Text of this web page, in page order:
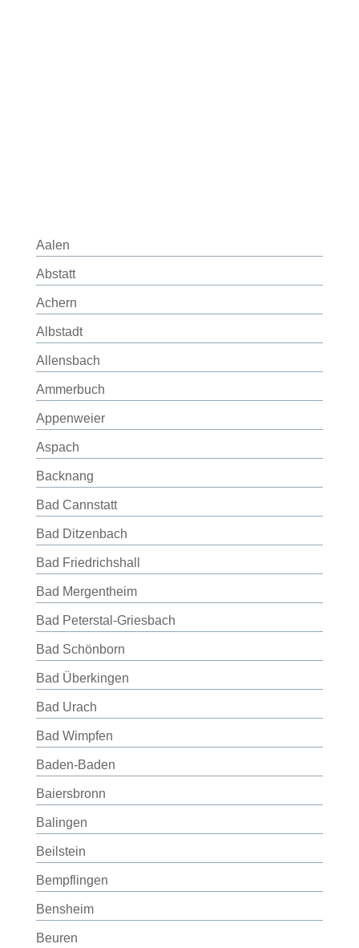
Aalen
Abstatt
Achern
Albstadt
Allensbach
Ammerbuch
Appenweier
Aspach
Backnang
Bad Cannstatt
Bad Ditzenbach
Bad Friedrichshall
Bad Mergentheim
Bad Peterstal-Griesbach
Bad Schönborn
Bad Überkingen
Bad Urach
Bad Wimpfen
Baden-Baden
Baiersbronn
Balingen
Beilstein
Bempflingen
Bensheim
Beuren